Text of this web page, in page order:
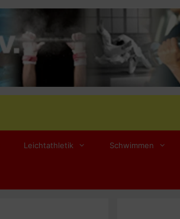
Leichtathletik Schwimmen